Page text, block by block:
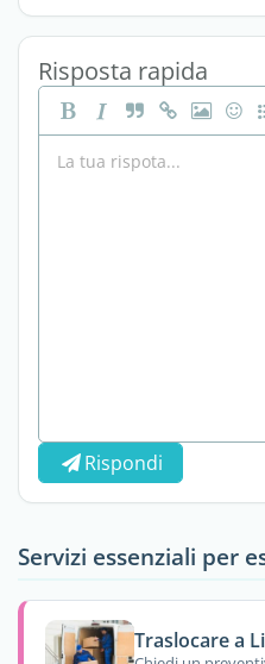
Risposta rapida
Rispondi
Servizi essenziali per
Traslocare a